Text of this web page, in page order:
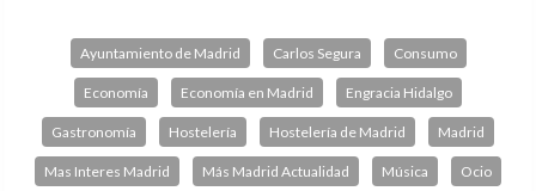
Ayuntamiento de Madrid Carlos Segura Consumo
Economía Economía en Madrid Engracia Hidalgo
Gastronomía Hostelería Hostelería de Madrid Madrid
Mas Interes Madrid Más Madrid Actualidad Música Ocio